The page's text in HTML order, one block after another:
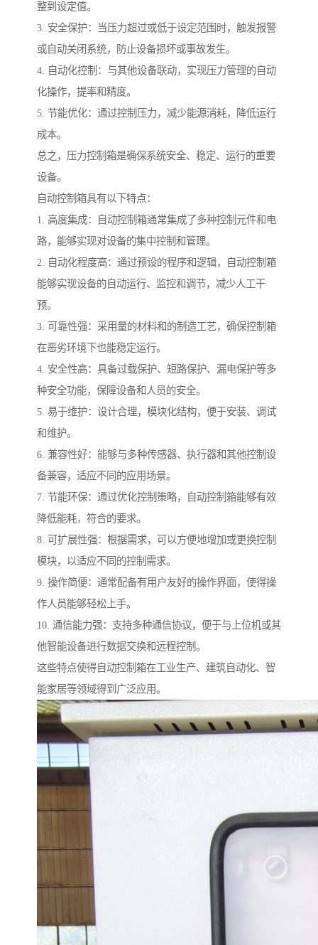
整到设定值。
3. 安全保护：当压力超过或低于设定范围时，触发报警
或自动关闭系统，防止设备损坏或事故发生。
4. 自动化控制：与其他设备联动，实现压力管理的自动
化操作，提率和精度。
5. 节能优化：通过控制压力，减少能源消耗，降低运行
成本。
总之，压力控制箱是确保系统安全、稳定、运行的重要
设备。
自动控制箱具有以下特点：
1. 高度集成：自动控制箱通常集成了多种控制元件和电
路，能够实现对设备的集中控制和管理。
2. 自动化程度高：通过预设的程序和逻辑，自动控制箱
能够实现设备的自动运行、监控和调节，减少人工干
预。
3. 可靠性强：采用量的材料和的制造工艺，确保控制箱
在恶劣环境下也能稳定运行。
4. 安全性高：具备过载保护、短路保护、漏电保护等多
种安全功能，保障设备和人员的安全。
5. 易于维护：设计合理，模块化结构，便于安装、调试
和维护。
6. 兼容性好：能够与多种传感器、执行器和其他控制设
备兼容，适应不同的应用场景。
7. 节能环保：通过优化控制策略，自动控制箱能够有效
降低能耗，符合的要求。
8. 可扩展性强：根据需求，可以方便地增加或更换控制
模块，以适应不同的控制需求。
9. 操作简便：通常配备有用户友好的操作界面，使得操
作人员能够轻松上手。
10. 通信能力强：支持多种通信协议，便于与上位机或其
他智能设备进行数据交换和远程控制。
这些特点使得自动控制箱在工业生产、建筑自动化、智
能家居等领域得到广泛应用。